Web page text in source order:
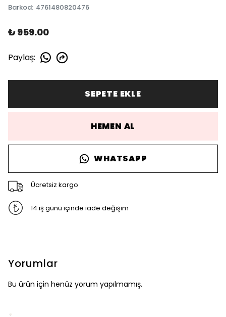
Barkod: 4761480820476
₺ 959.00
Paylaş:
SEPETE EKLE
HEMEN AL
WHATSAPP
Ücretsiz kargo
14 iş günü içinde iade değişim
Yorumlar
Bu ürün için henüz yorum yapılmamış.